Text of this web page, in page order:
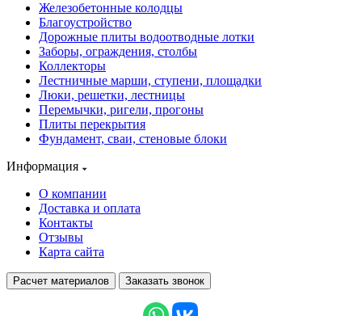
Железобетонные колодцы
Благоустройство
Дорожные плиты водоотводные лотки
Заборы, ограждения, столбы
Коллекторы
Лестничные марши, ступени, площадки
Люки, решетки, лестницы
Перемычки, ригели, прогоны
Плиты перекрытия
Фундамент, сваи, стеновые блоки
Информация
О компании
Доставка и оплата
Контакты
Отзывы
Карта сайта
Расчет материалов Заказать звонок